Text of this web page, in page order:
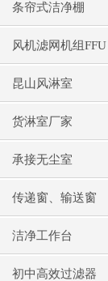
条帘式洁净棚
风机滤网机组FFU
昆山风淋室
货淋室厂家
承接无尘室
传递窗、输送窗
洁净工作台
初中高效过滤器